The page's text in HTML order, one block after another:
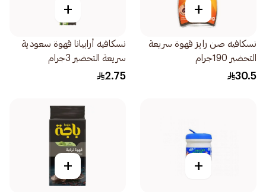
+
نسكافيه صن رايز قهوة سريعة
التحضير 190جرام
30.5
+
نسكافيه أرابيانا قهوة سعودية
سريعة التحضير 3جرام
2.75
+
+